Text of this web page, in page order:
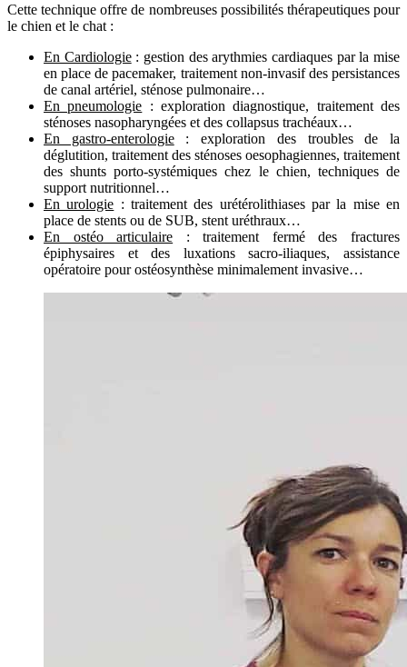
Cette technique offre de nombreuses possibilités thérapeutiques pour
le chien et le chat :
En Cardiologie: gestion des arythmies cardiaques par la mise
en place de pacemaker, traitement non-invasif des persistances
de canal artériel, sténose pulmonaire…
En pneumologie : exploration diagnostique, traitement des
sténoses nasopharyngées et des collapsus trachéaux…
En gastro-enterologie: exploration des troubles de la
déglutition, traitement des sténoses oesophagiennes, traitement
des shunts porto-systémiques chez le chien, techniques de
support nutritionnel…
En urologie : traitement des urétérolithiases par la mise en
place de stents ou de SUB, stent uréthraux…
En ostéo articulaire : traitement fermé des fractures
épiphysaires et des luxations sacro-iliaques, assistance
opératoire pour ostéosynthèse minimalement invasive…